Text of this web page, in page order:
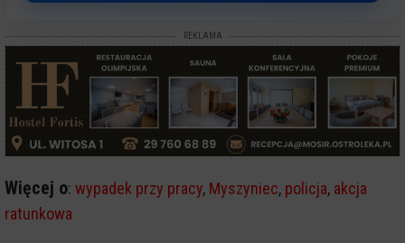
REKLAMA
Więcej o: wypadek przy pracy, Myszyniec, policja, akcja
ratunkowa